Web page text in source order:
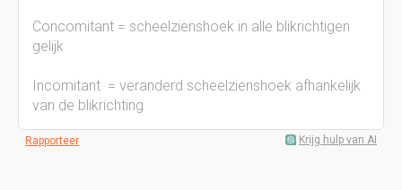
Concomitant = scheelzienshoek in alle blikrichtigen
gelijk
Incomitant = veranderd scheelzienshoek afhankelijk
van de blikrichting
Rapporteer Krijg hulp van AI